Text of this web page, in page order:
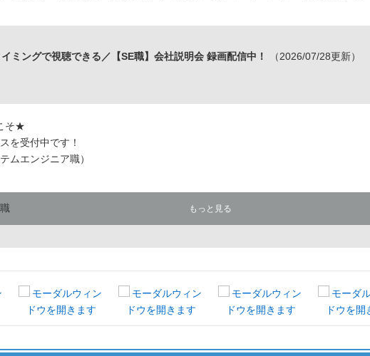
ミングで視聴できる／【SE職】会社説明会 録画配信中！ （2026/07/28更新）
そ★
を受付中です！
ムエンジニア職）
システムエンジニア職）
（システムエンジニア職）
もっと見る